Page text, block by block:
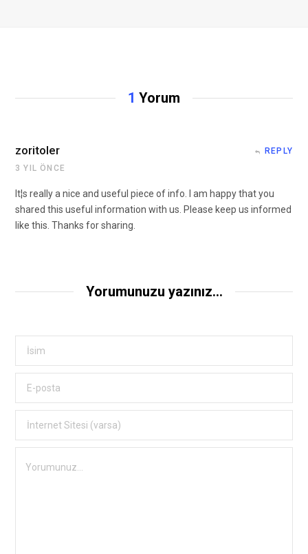
1 Yorum
zoritoler
3 YIL ÖNCE
REPLY
It¦s really a nice and useful piece of info. I am happy that you
shared this useful information with us. Please keep us informed
like this. Thanks for sharing.
Yorumunuzu yazınız...